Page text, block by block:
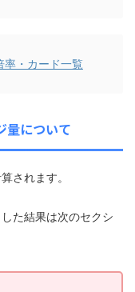
率・カード一覧
量について
されます。
た結果は次のセクシ